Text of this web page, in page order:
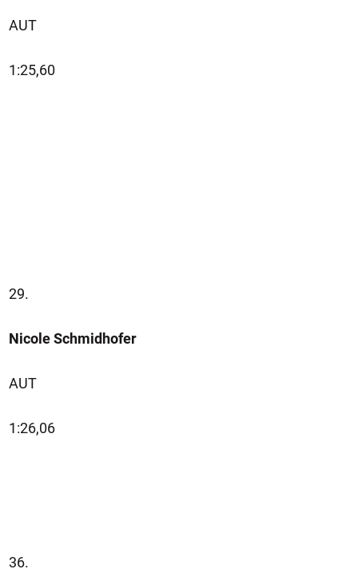
AUT
1:25,60
29.
Nicole Schmidhofer
AUT
1:26,06
36.